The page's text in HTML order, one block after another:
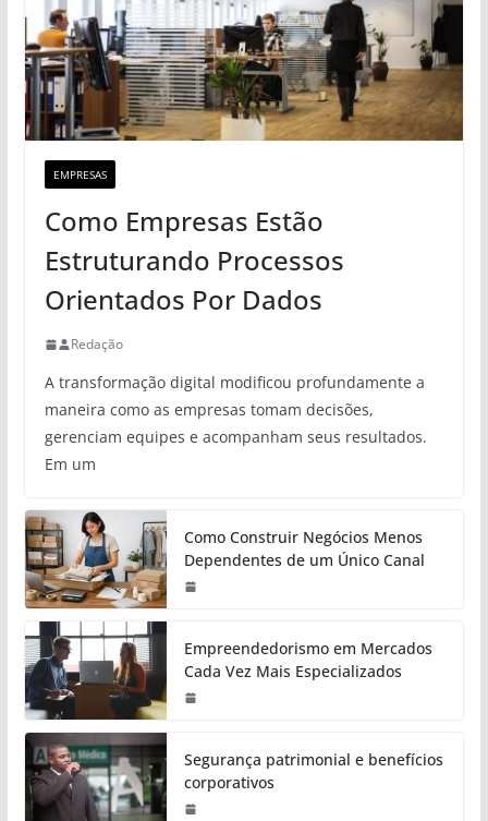
EMPRESAS
Como Empresas Estão
Estruturando Processos
Orientados Por Dados
Redação
A transformação digital modificou profundamente a
maneira como as empresas tomam decisões,
gerenciam equipes e acompanham seus resultados.
Em um
Como Construir Negócios Menos
Dependentes de um Único Canal
Empreendedorismo em Mercados
Cada Vez Mais Especializados
Segurança patrimonial e benefícios
corporativos